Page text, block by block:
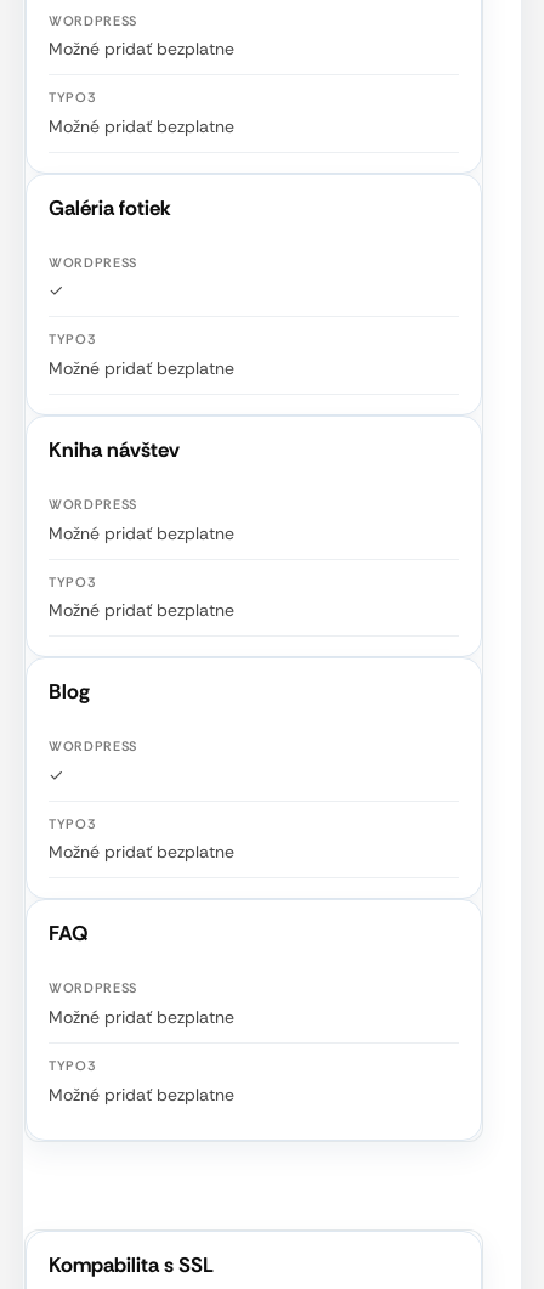
Možné pridať bezplatne
Možné pridať bezplatne
Galéria fotiek
✓
Možné pridať bezplatne
Kniha návštev
Možné pridať bezplatne
Možné pridať bezplatne
Blog
✓
Možné pridať bezplatne
FAQ
Možné pridať bezplatne
Možné pridať bezplatne
Kompabilita s SSL